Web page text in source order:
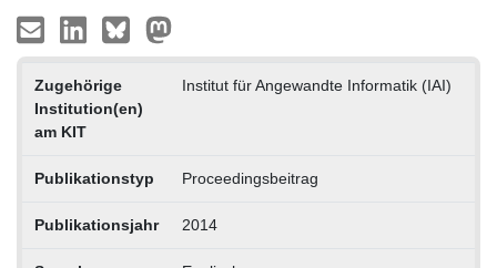
Zugehörige
Institution(en)
am KIT
Institut für Angewandte Informatik (IAI)
Publikationstyp Proceedingsbeitrag
Publikationsjahr 2014